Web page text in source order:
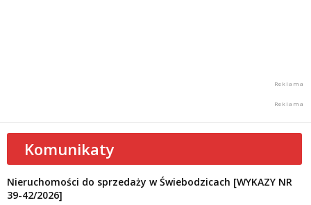
Komunikaty
Nieruchomości do sprzedaży w Świebodzicach [WYKAZY NR
39-42/2026]